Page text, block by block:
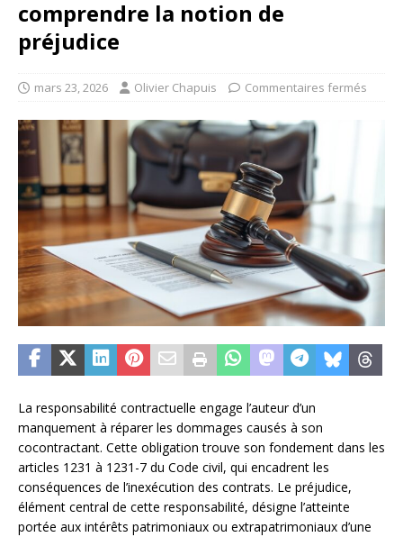
comprendre la notion de
préjudice
mars 23, 2026 Olivier Chapuis Commentaires fermés
La responsabilité contractuelle engage l’auteur d’un
manquement à réparer les dommages causés à son
cocontractant. Cette obligation trouve son fondement dans les
articles 1231 à 1231-7 du Code civil, qui encadrent les
conséquences de l’inexécution des contrats. Le préjudice,
élément central de cette responsabilité, désigne l’atteinte
portée aux intérêts patrimoniaux ou extrapatrimoniaux d’une